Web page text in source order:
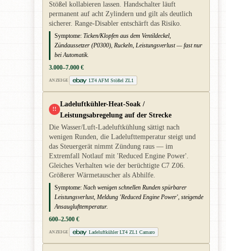
Stößel kollabieren lassen. Handschalter läuft
permanent auf acht Zylindern und gilt als deutlich
sicherer. Range-Disabler entschärft das Risiko.
Symptome: Ticken/Klopfen aus dem Ventildeckel,
Zündaussetzer (P0300), Ruckeln, Leistungsverlust — fast nur
bei Automatik.
3.000–7.000 €
ANZEIGE LT4 AFM Stößel ZL1
!!
Ladeluftkühler-Heat-Soak /
Leistungsabregelung auf der Strecke
Die Wasser/Luft-Ladeluftkühlung sättigt nach
wenigen Runden, die Ladelufttemperatur steigt und
das Steuergerät nimmt Zündung raus — im
Extremfall Notlauf mit 'Reduced Engine Power'.
Gleiches Verhalten wie der berüchtigte C7 Z06.
Größerer Wärmetauscher als Abhilfe.
Symptome: Nach wenigen schnellen Runden spürbarer
Leistungsverlust, Meldung 'Reduced Engine Power', steigende
Ansauglufttemperatur.
600–2.500 €
ANZEIGE Ladeluftkühler LT4 ZL1 Camaro